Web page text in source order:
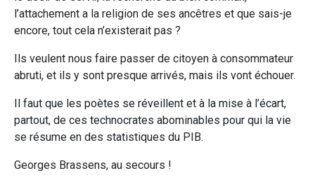
l’attachement a la religion de ses ancêtres et que sais-je
encore, tout cela n’existerait pas ?
Ils veulent nous faire passer de citoyen à consommateur
abruti, et ils y sont presque arrivés, mais ils vont échouer.
Il faut que les poètes se réveillent et à la mise à l’écart,
partout, de ces technocrates abominables pour qui la vie
se résume en des statistiques du PIB.
Georges Brassens, au secours !